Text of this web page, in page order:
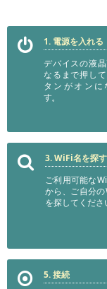
1. 電源を入れる
デバイスの液
なるまで押し
タンがオンに
す。
3. WiFi名を探す
ご利用可能な
から、ご自分の
を探してくださ
5. 接続